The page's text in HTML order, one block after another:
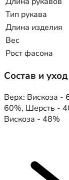
Тип рукава
Длина изделия
Вес
Рост фасона
Состав и уход
Верх: Вискоза -
60%, Шерсть -
Вискоза - 48%